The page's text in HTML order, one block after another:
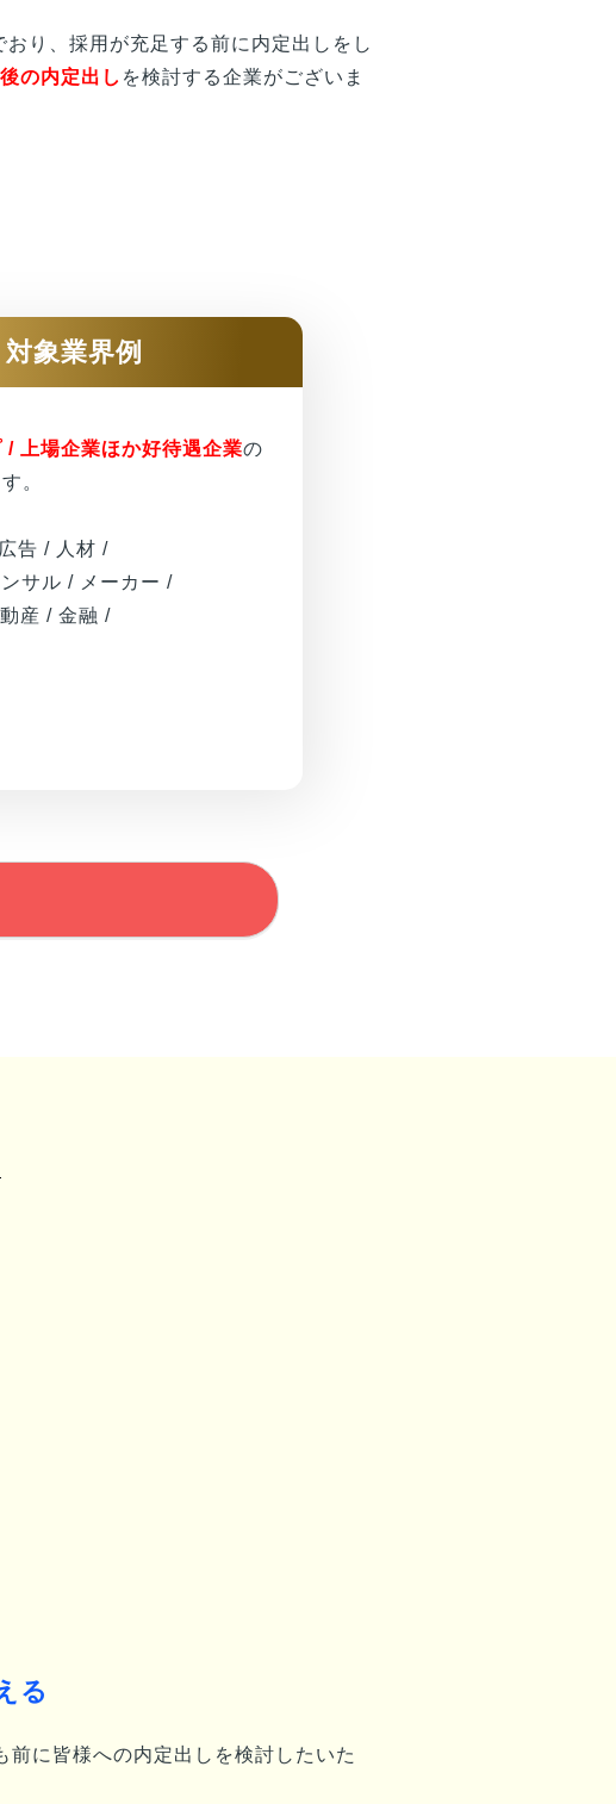
り、採用が充足する前に内定出しをし
の内定出し を検討する企業がございま
対象業界例
/ 上場企業ほか好待遇企業の
。
告 / 人材 /
サル / メーカー /
産 / 金融 /
る
前に 皆様への内定出しを検討したいた